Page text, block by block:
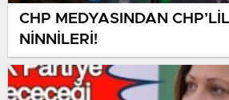
CHP MEDYASINDAN
NİNNİLERİ!